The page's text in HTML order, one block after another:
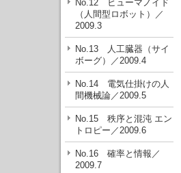
No.12 ヒューマノイド
（人間型ロボット）／
2009.3
No.13 人工臓器（サイ
ボーグ）／2009.4
No.14 電気仕掛けの人
間機械論／2009.5
No.15 秩序と混沌 エン
トロピー／2009.6
No.16 確率と情報／
2009.7